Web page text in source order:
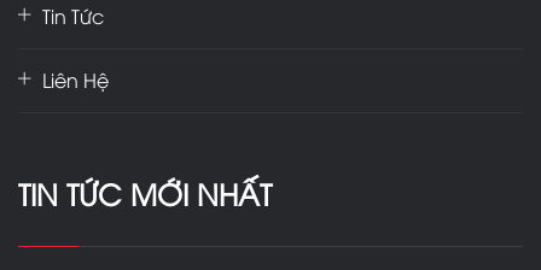
Tin Tức
Liên Hệ
TIN TỨC MỚI NHẤT